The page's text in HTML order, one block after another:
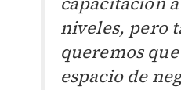
niveles, pero
queremos
espacio de